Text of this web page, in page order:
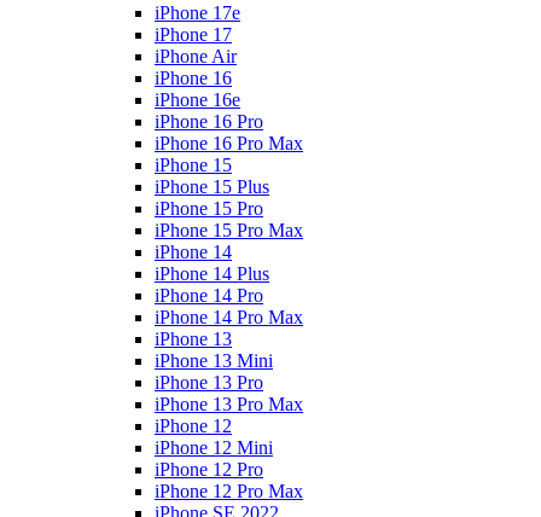
iPhone 17e
iPhone 17
iPhone Air
iPhone 16
iPhone 16e
iPhone 16 Pro
iPhone 16 Pro Max
iPhone 15
iPhone 15 Plus
iPhone 15 Pro
iPhone 15 Pro Max
iPhone 14
iPhone 14 Plus
iPhone 14 Pro
iPhone 14 Pro Max
iPhone 13
iPhone 13 Mini
iPhone 13 Pro
iPhone 13 Pro Max
iPhone 12
iPhone 12 Mini
iPhone 12 Pro
iPhone 12 Pro Max
iPhone SE 2022